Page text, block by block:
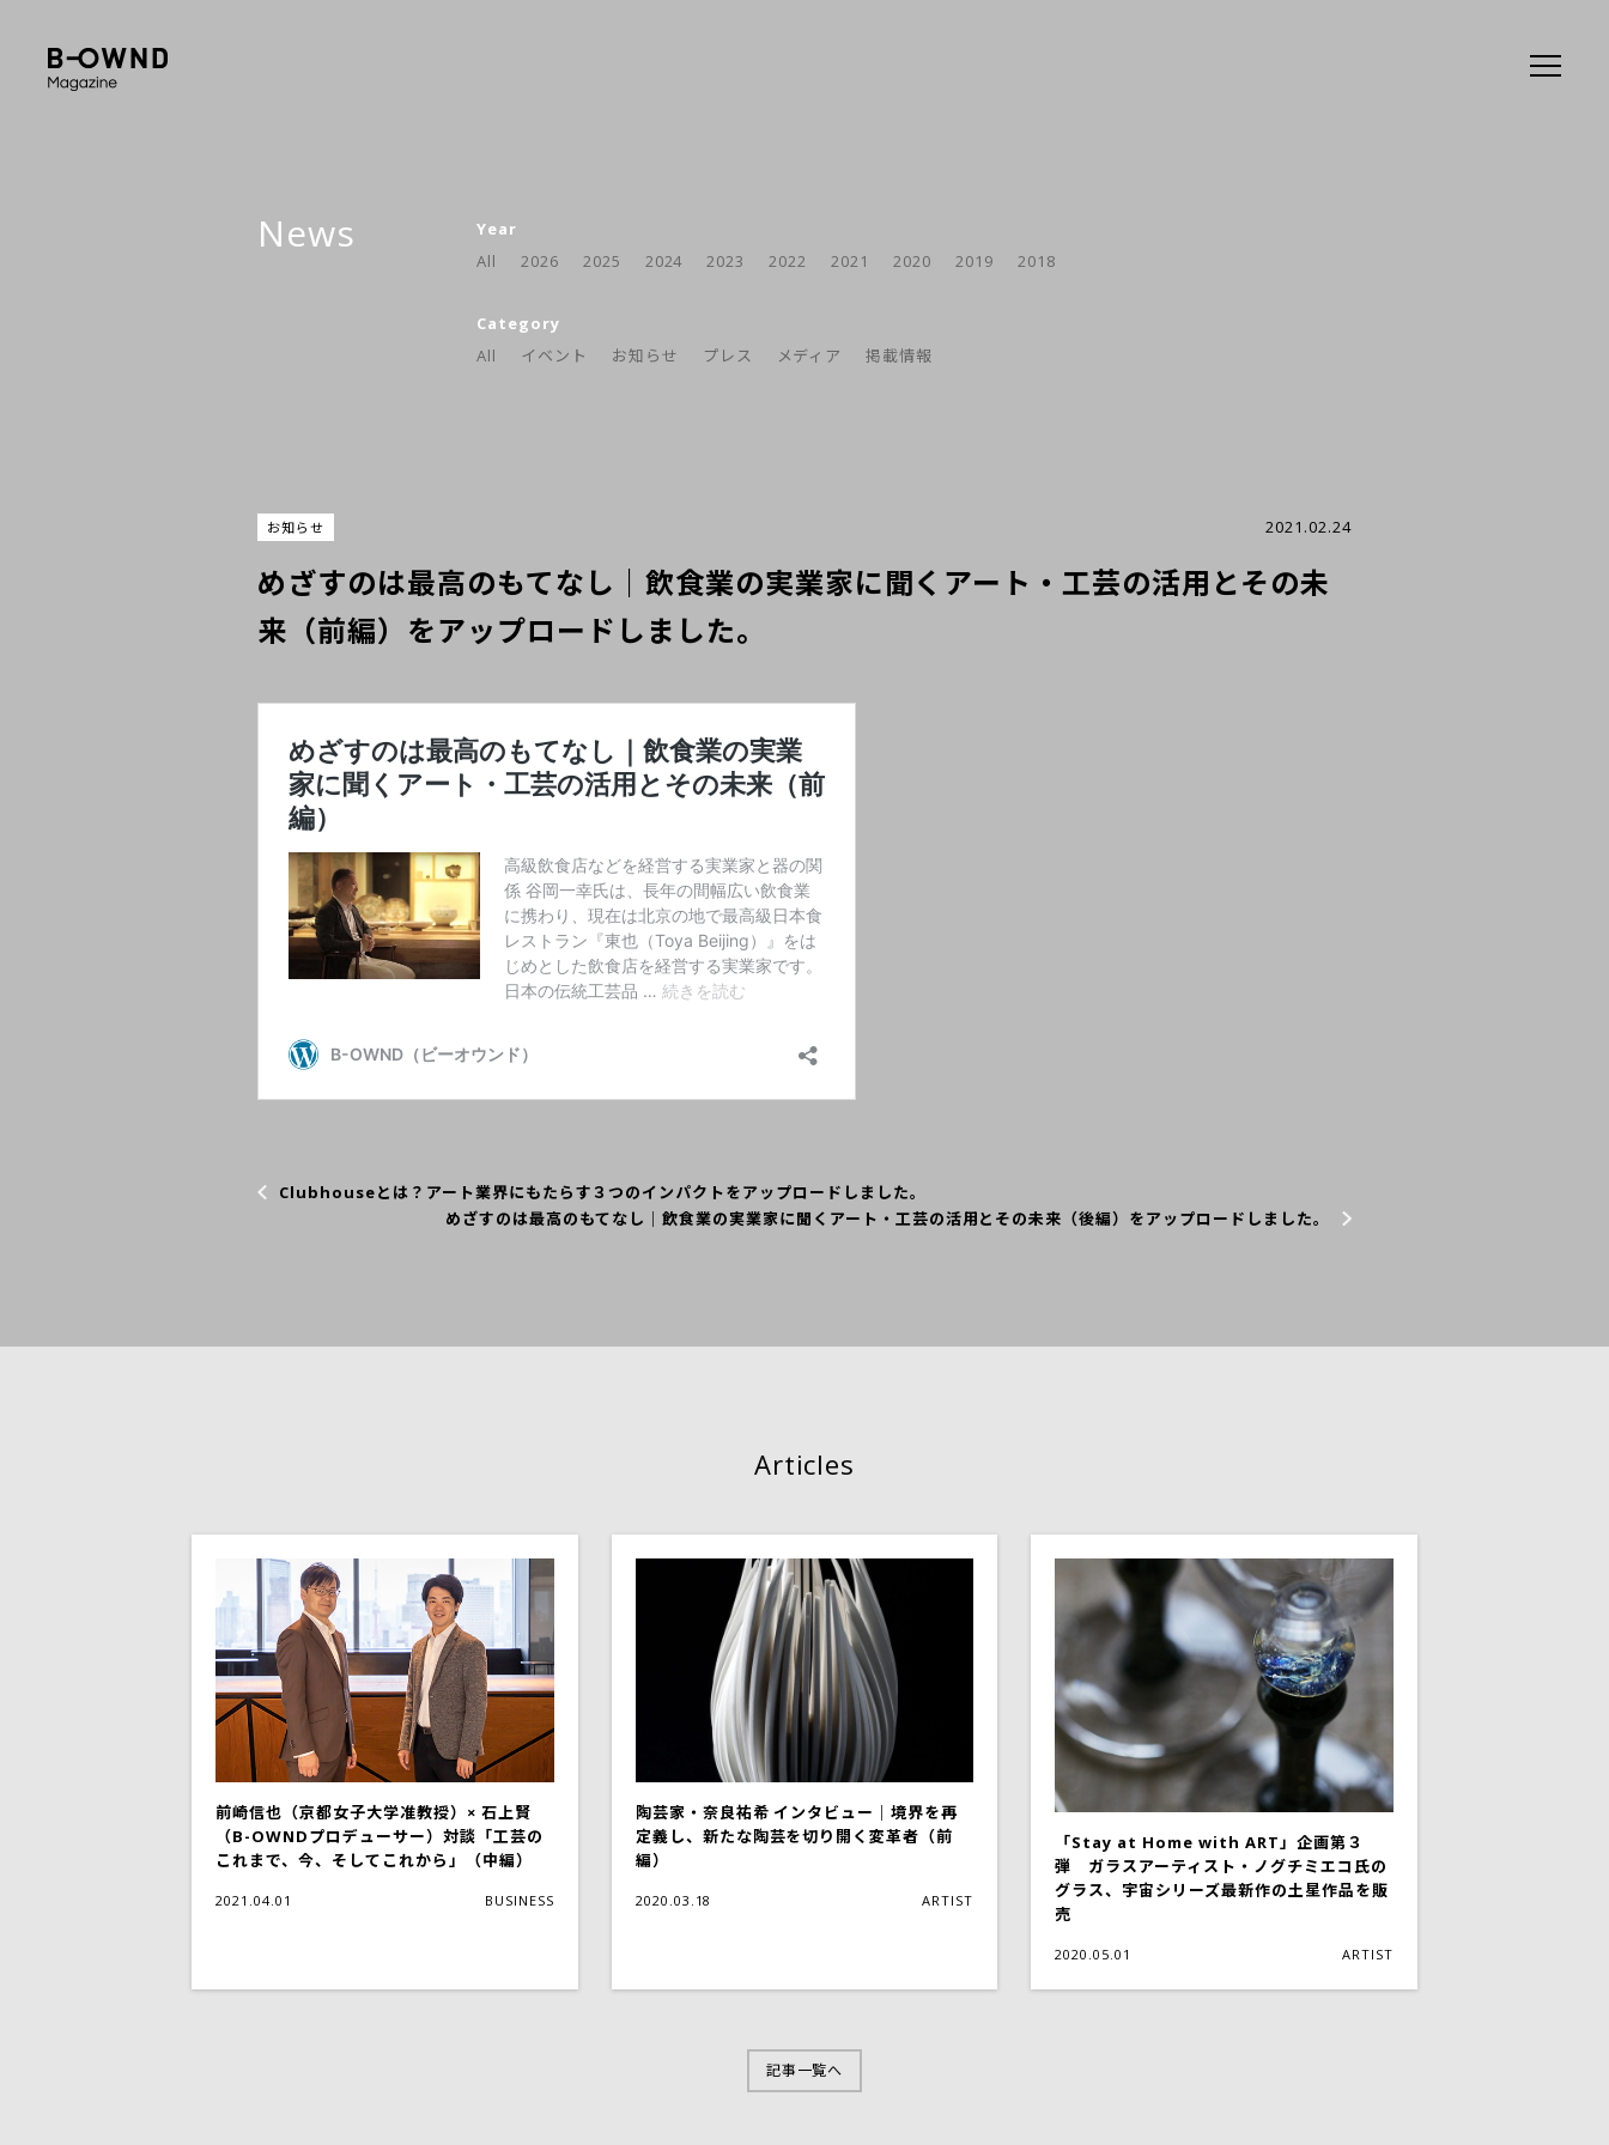
News
Year
All
2026 2025 2024 2023 2022 2021 2020 2019 2018
Category
All
イベント お知らせ プレス メディア 掲載情報
お知らせ 2021.02.24
めざすのは最高のもてなし｜飲食業の実業家に聞くアート・工芸の活用とその未
来（前編）をアップロードしました。
Clubhouseとは？アート業界にもたらす３つのインパクトをアップロードしました。
めざすのは最高のもてなし｜飲食業の実業家に聞くアート・工芸の活用とその未来（後編）をアップロードしました。
Articles
前崎信也（京都女子大学准教授）× 石上賢
（B-OWNDプロデューサー）対談「工芸の
これまで、今、そしてこれから」（中編）
2021.04.01 BUSINESS
陶芸家・奈良祐希 インタビュー｜境界を再
定義し、新たな陶芸を切り開く変革者（前
編）
2020.03.18 ARTIST
「Stay at Home with ART」企画第３
弾 ガラスアーティスト・ノグチミエコ氏の
グラス、宇宙シリーズ最新作の土星作品を販
売
2020.05.01 ARTIST
記事一覧へ